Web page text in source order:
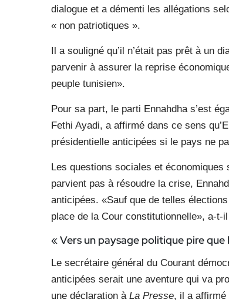
dialogue et a démenti les allégations
« non patriotiques ».
Il a souligné qu’il n’était pas prêt à un
parvenir à assurer la reprise
peuple tunisien».
Pour sa part, le parti Ennahdha s’est
Fethi Ayadi, a affirmé dans ce sens
présidentielle anticipées si le pays ne
Les questions sociales et
parvient pas à résoudre la crise,
anticipées. «Sauf que de telles
place de la Cour constitutionnelle», a-t-
« Vers un paysage politique pire que
Le secrétaire général du Courant
anticipées serait une aventure qui va
une déclaration à La Presse, il a affirmé